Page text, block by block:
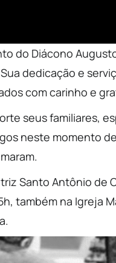
do Diácono
dedicação e
com carinho e
seus familiares,
neste momento
Santo Antônio de
também na Igreja